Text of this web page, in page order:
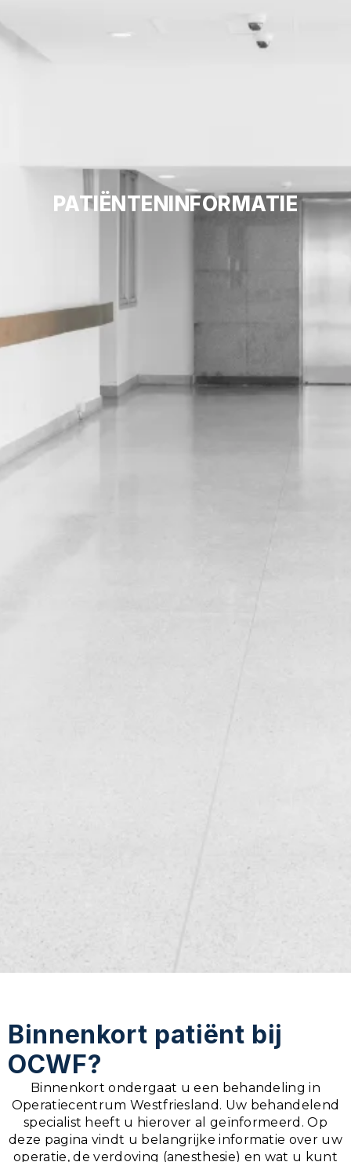
PATIËNTENINFORMATIE
Binnenkort patiënt bij
OCWF?
Binnenkort ondergaat u een behandeling in
Operatiecentrum Westfriesland. Uw behandelend
specialist heeft u hierover al geïnformeerd. Op
deze pagina vindt u belangrijke informatie over uw
operatie, de verdoving (anesthesie) en wat u kunt